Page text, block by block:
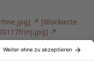
[Blockierte
[Blockierte